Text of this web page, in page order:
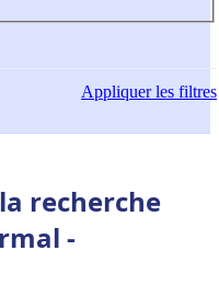
Appliquerles filtres
recherche
-